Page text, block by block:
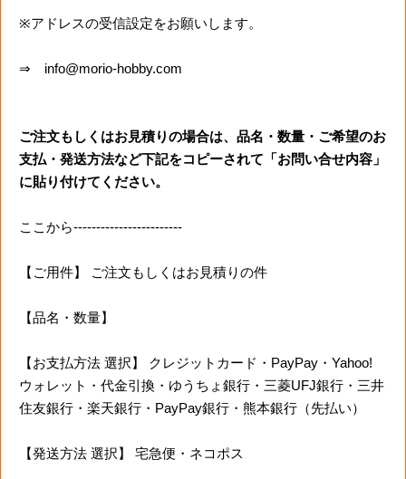
※アドレスの受信設定をお願いします。
⇒ info@morio-hobby.com
ご注文もしくはお見積りの場合は、品名・数量・ご希望のお
支払・発送方法など下記をコピーされて「お問い合せ内容」
に貼り付けてください。
ここから------------------------
【ご用件】 ご注文もしくはお見積りの件
【品名・数量】
【お支払方法 選択】 クレジットカード・PayPay・Yahoo!
ウォレット・代金引換・ゆうちょ銀行・三菱UFJ銀行・三井
住友銀行・楽天銀行・PayPay銀行・熊本銀行（先払い）
【発送方法 選択】 宅急便・ネコポス